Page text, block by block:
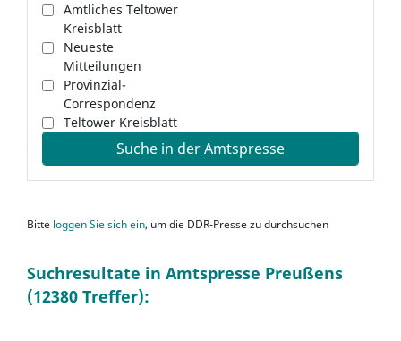
Amtliches Teltower
Kreisblatt
Neueste
Mitteilungen
Provinzial-
Correspondenz
Teltower Kreisblatt
Suche in der Amtspresse
Bitte loggen Sie sich ein, um die DDR-Presse zu durchsuchen
Suchresultate in Amtspresse Preußens
(12380 Treffer):